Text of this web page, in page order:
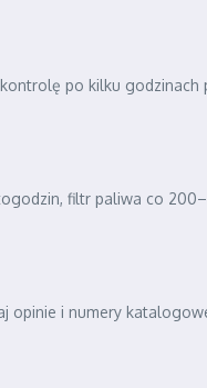
po kilku godzinach
filtr paliwa co
opinie i numery